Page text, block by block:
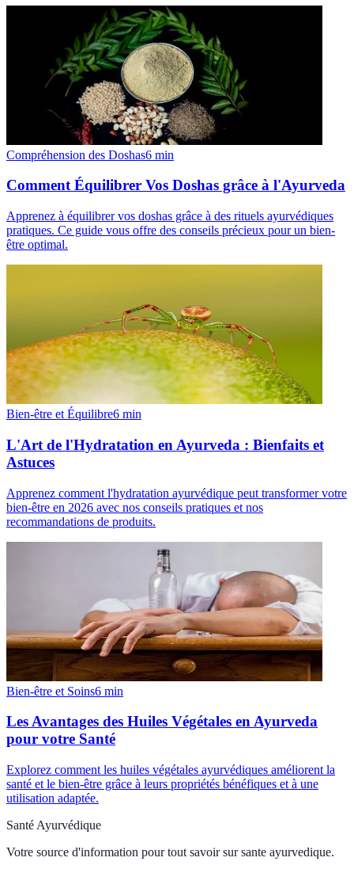
Compréhension des Doshas6 min
Comment Équilibrer Vos Doshas grâce à l'Ayurveda
Apprenez à équilibrer vos doshas grâce à des rituels ayurvédiques
pratiques. Ce guide vous offre des conseils précieux pour un bien-
être optimal.
Bien-être et Équilibre6 min
L'Art de l'Hydratation en Ayurveda : Bienfaits et
Astuces
Apprenez comment l'hydratation ayurvédique peut transformer votre
bien-être en 2026 avec nos conseils pratiques et nos
recommandations de produits.
Bien-être et Soins6 min
Les Avantages des Huiles Végétales en Ayurveda
pour votre Santé
Explorez comment les huiles végétales ayurvédiques améliorent la
santé et le bien-être grâce à leurs propriétés bénéfiques et à une
utilisation adaptée.
Santé Ayurvédique
Votre source d'information pour tout savoir sur sante ayurvedique.